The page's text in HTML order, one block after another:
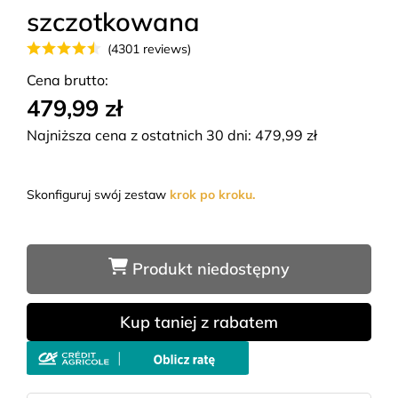
szczotkowana
(4301 reviews)
Cena brutto:
479,99 zł
Najniższa cena z ostatnich 30 dni: 479,99 zł
Skonfiguruj swój zestaw krok po kroku.
Produkt niedostępny
Kup taniej z rabatem